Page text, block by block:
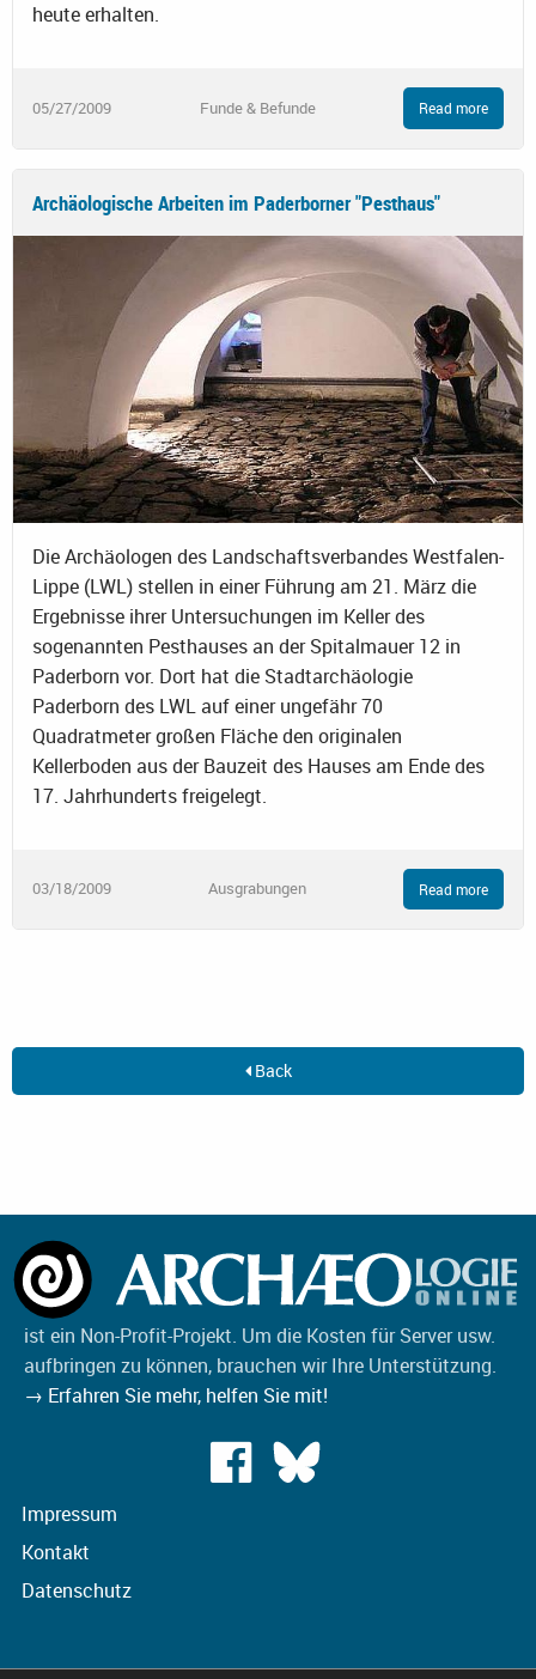
heute erhalten.
05/27/2009 Funde & Befunde Read more
Archäologische Arbeiten im Paderborner "Pesthaus"
Die Archäologen des Landschaftsverbandes Westfalen-
Lippe (LWL) stellen in einer Führung am 21. März die
Ergebnisse ihrer Untersuchungen im Keller des
sogenannten Pesthauses an der Spitalmauer 12 in
Paderborn vor. Dort hat die Stadtarchäologie
Paderborn des LWL auf einer ungefähr 70
Quadratmeter großen Fläche den originalen
Kellerboden aus der Bauzeit des Hauses am Ende des
17. Jahrhunderts freigelegt.
03/18/2009 Ausgrabungen Read more
Back
ist ein Non-Profit-Projekt. Um die Kosten für Server usw.
aufbringen zu können, brauchen wir Ihre Unterstützung.
→ Erfahren Sie mehr, helfen Sie mit!
Impressum
Kontakt
Datenschutz